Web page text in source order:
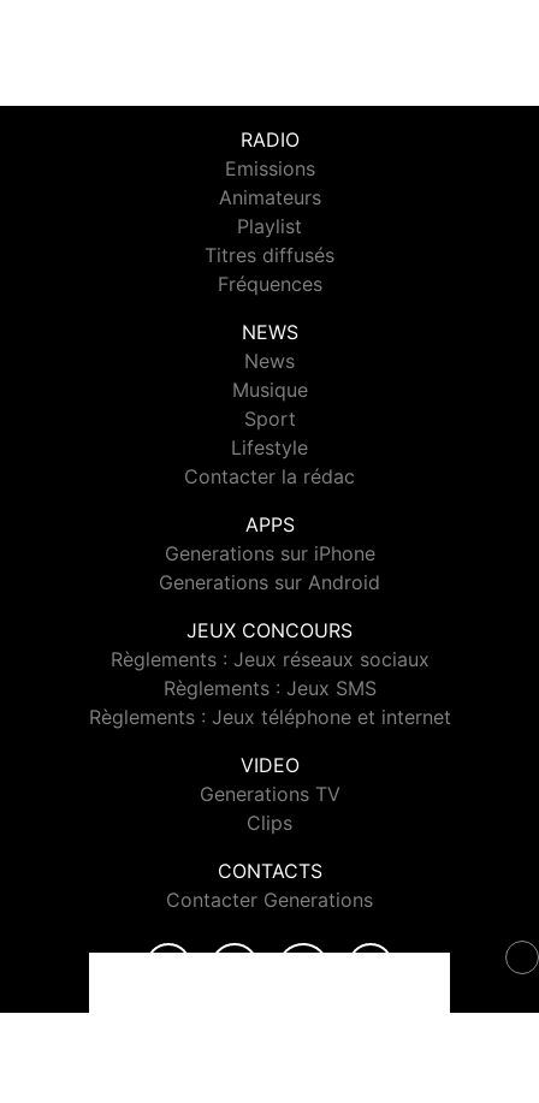
RADIO
Emissions
Animateurs
Playlist
Titres diffusés
Fréquences
NEWS
News
Musique
Sport
Lifestyle
Contacter la rédac
APPS
Generations sur iPhone
Generations sur Android
JEUX CONCOURS
Règlements : Jeux réseaux sociaux
Règlements : Jeux SMS
Règlements : Jeux téléphone et internet
VIDEO
Generations TV
Clips
CONTACTS
Contacter Generations